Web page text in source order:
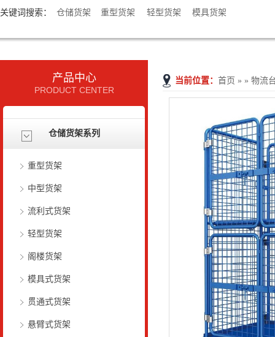
关键词搜索： 仓储货架 重型货架 轻型货架 模具货架
当前位置： 首页 » » 物流
产品中心
PRODUCT CENTER
仓储货架系列
重型货架
中型货架
流利式货架
轻型货架
阁楼货架
模具式货架
贯通式货架
悬臂式货架